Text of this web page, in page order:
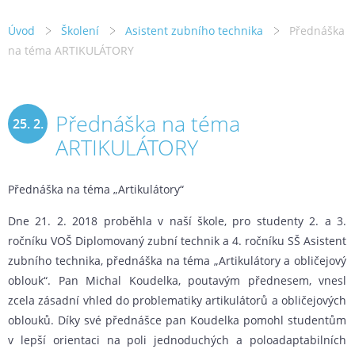
Úvod Školení Asistent zubního technika
Přednáška
na téma ARTIKULÁTORY
25. 2.
Přednáška na téma
ARTIKULÁTORY
Přednáška na téma „Artikulátory“
Dne 21. 2. 2018 proběhla v naší škole, pro studenty 2. a 3.
ročníku VOŠ Diplomovaný zubní technik a 4. ročníku SŠ Asistent
zubního technika, přednáška na téma „Artikulátory a obličejový
oblouk“. Pan Michal Koudelka, poutavým přednesem, vnesl
zcela zásadní vhled do problematiky artikulátorů a obličejových
oblouků. Díky své přednášce pan Koudelka pomohl studentům
v lepší orientaci na poli jednoduchých a poloadaptabilních